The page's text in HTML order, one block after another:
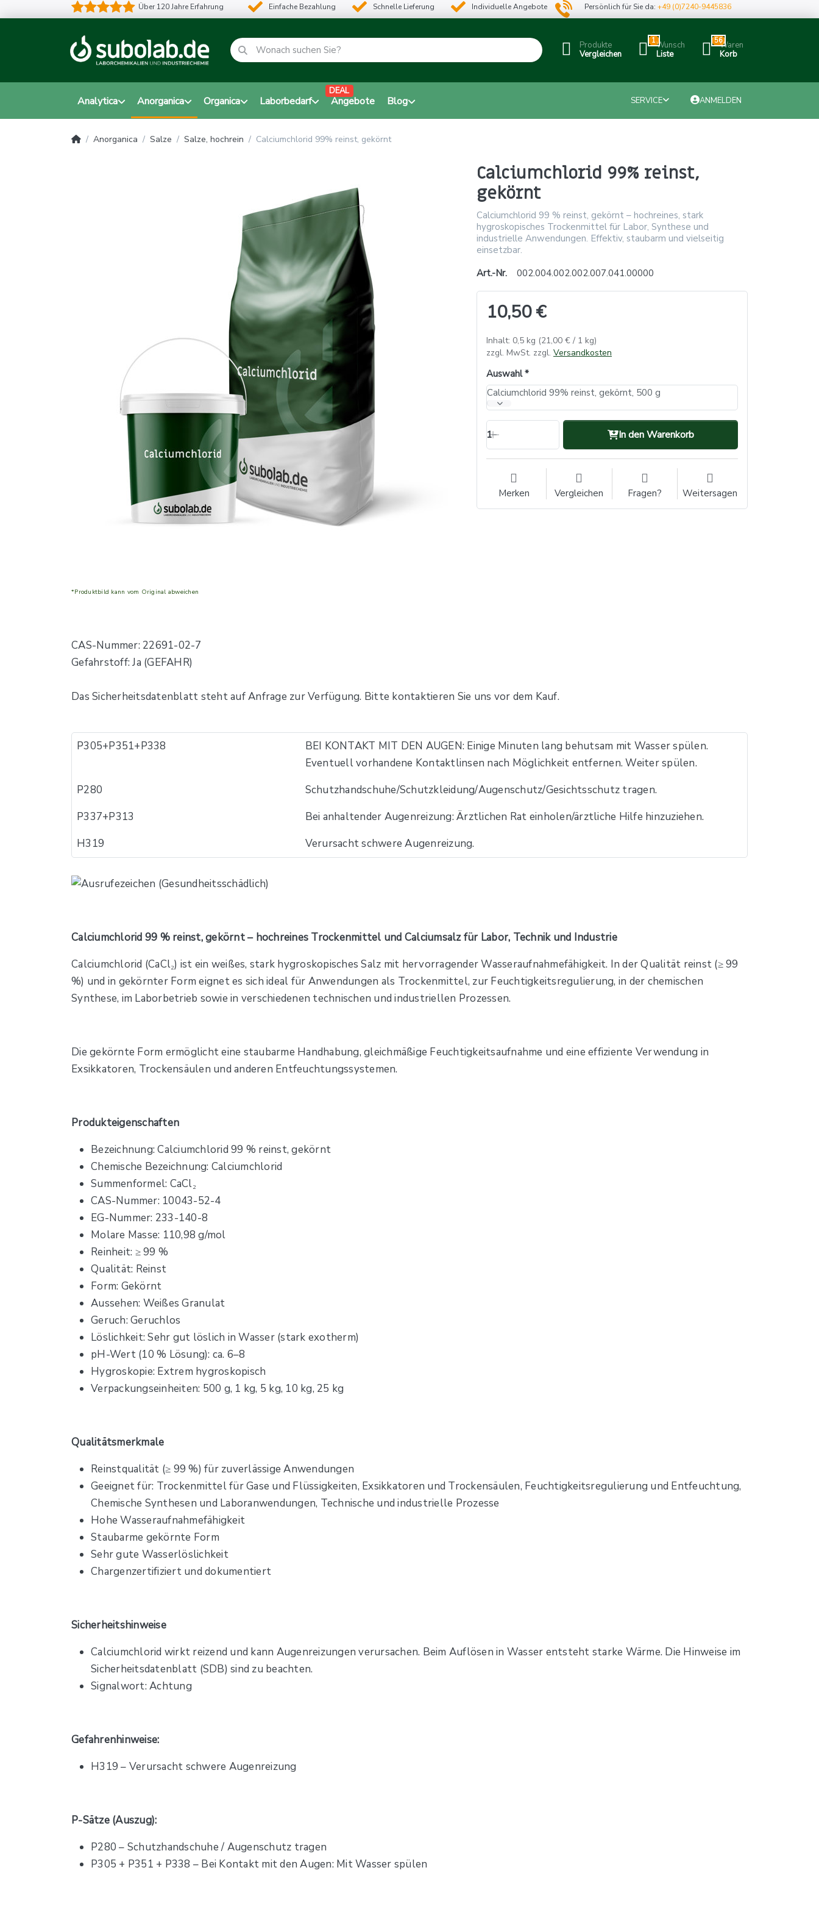
Über 120 Jahre Erfahrung Einfache Bezahlung Schnelle Lieferung Individuelle Angebote Persönlich für Sie da:+49 (0)7240-9445836
Produkte
Vergleichen
1Wunsch
Liste
56Waren
Korb
Analytica Anorganica Organica Laborbedarf Angebote
DEAL
Blog SERVICE ANMELDEN
Anorganica Salze Salze, hochrein Calciumchlorid 99% reinst, gekörnt
Calciumchlorid 99% reinst,
gekörnt
Calciumchlorid 99 % reinst, gekörnt – hochreines, stark
hygroskopisches Trockenmittel für Labor, Synthese und
industrielle Anwendungen. Effektiv, staubarm und vielseitig
einsetzbar.
Art.-Nr.
002.004.002.002.007.041.00000
10,50 €
Inhalt: 0,5 kg (21,00 € / 1 kg)
zzgl. MwSt. zzgl. Versandkosten
Auswahl
Calciumchlorid 99% reinst, gekörnt, 500 g
1 In den Warenkorb
Merken Vergleichen Fragen? Weitersagen
*Produktbild kann vom Original abweichen
CAS-Nummer: 22691-02-7
Gefahrstoff: Ja (GEFAHR)
Das Sicherheitsdatenblatt steht auf Anfrage zur Verfügung. Bitte kontaktieren Sie uns vor dem Kauf.
P305+P351+P338
BEI KONTAKT MIT DEN AUGEN: Einige Minuten lang behutsam mit Wasser spülen.
Eventuell vorhandene Kontaktlinsen nach Möglichkeit entfernen. Weiter spülen.
P280
Schutzhandschuhe/Schutzkleidung/Augenschutz/Gesichtsschutz tragen.
P337+P313
Bei anhaltender Augenreizung: Ärztlichen Rat einholen/ärztliche Hilfe hinzuziehen.
H319
Verursacht schwere Augenreizung.
Calciumchlorid 99 % reinst, gekörnt – hochreines Trockenmittel und Calciumsalz für Labor, Technik und Industrie
Calciumchlorid (CaCl₂) ist ein weißes, stark hygroskopisches Salz mit hervorragender Wasseraufnahmefähigkeit. In der Qualität reinst (≥ 99
%) und in gekörnter Form eignet es sich ideal für Anwendungen als Trockenmittel, zur Feuchtigkeitsregulierung, in der chemischen
Synthese, im Laborbetrieb sowie in verschiedenen technischen und industriellen Prozessen.
Die gekörnte Form ermöglicht eine staubarme Handhabung, gleichmäßige Feuchtigkeitsaufnahme und eine effiziente Verwendung in
Exsikkatoren, Trockensäulen und anderen Entfeuchtungssystemen.
Produkteigenschaften
Bezeichnung: Calciumchlorid 99 % reinst, gekörnt
Chemische Bezeichnung: Calciumchlorid
Summenformel: CaCl₂
CAS-Nummer: 10043-52-4
EG-Nummer: 233-140-8
Molare Masse: 110,98 g/mol
Reinheit: ≥ 99 %
Qualität: Reinst
Form: Gekörnt
Aussehen: Weißes Granulat
Geruch: Geruchlos
Löslichkeit: Sehr gut löslich in Wasser (stark exotherm)
pH-Wert (10 % Lösung): ca. 6–8
Hygroskopie: Extrem hygroskopisch
Verpackungseinheiten: 500 g, 1 kg, 5 kg, 10 kg, 25 kg
Qualitätsmerkmale
Reinstqualität (≥ 99 %) für zuverlässige Anwendungen
Geeignet für: Trockenmittel für Gase und Flüssigkeiten, Exsikkatoren und Trockensäulen, Feuchtigkeitsregulierung und Entfeuchtung,
Chemische Synthesen und Laboranwendungen, Technische und industrielle Prozesse
Hohe Wasseraufnahmefähigkeit
Staubarme gekörnte Form
Sehr gute Wasserlöslichkeit
Chargenzertifiziert und dokumentiert
Sicherheitshinweise
Calciumchlorid wirkt reizend und kann Augenreizungen verursachen. Beim Auflösen in Wasser entsteht starke Wärme. Die Hinweise im
Sicherheitsdatenblatt (SDB) sind zu beachten.
Signalwort: Achtung
Gefahrenhinweise:
H319 – Verursacht schwere Augenreizung
P-Sätze (Auszug):
P280 – Schutzhandschuhe / Augenschutz tragen
P305 + P351 + P338 – Bei Kontakt mit den Augen: Mit Wasser spülen